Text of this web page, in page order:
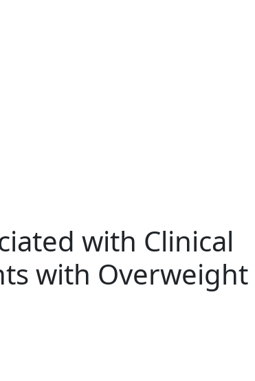
with Clinical
with Overweight